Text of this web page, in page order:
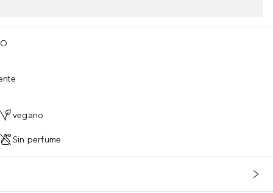
vegano
Sin perfume